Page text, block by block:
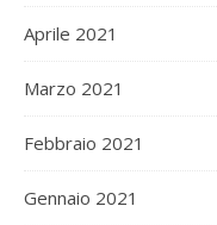
Aprile 2021
Marzo 2021
Febbraio 2021
Gennaio 2021